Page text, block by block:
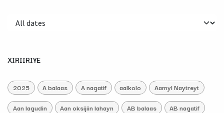
XIRIIRIYE
2025 A balaas A nagatif aalkolo Aamyl Naytreyt
Aan lagudin Aan oksijiin lahayn AB balaas AB nagatif